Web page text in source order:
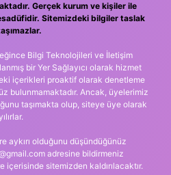
Gerçek kurum ve kişiler ile
Sitemizdeki bilgiler taslak
Bilgi Teknolojileri ve İletişim
bir Yer Sağlayıcı olarak hizmet
içerikleri proaktif olarak denetleme
bulunmamaktadır. Ancak, üyelerimiz
taşımakta olup, siteye üye olarak
aykırı olduğunu düşündüğünüz
adresine bildirmeniz
sitemizden kaldırılacaktır.